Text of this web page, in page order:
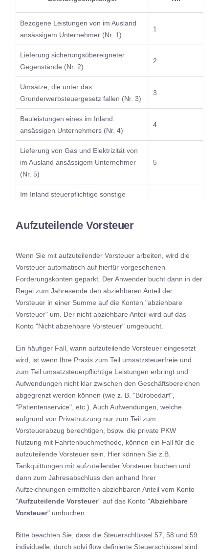
Bezogene Leistungen von im Ausland
ansässigem Unternehmer (Nr. 1)
1
Lieferung sicherungsübereigneter
Gegenstände (Nr. 2)
2
Umsätze, die unter das
Grunderwerbsteuergesetz fallen (Nr. 3)
3
Bauleistungen eines im Inland
ansässigen Unternehmers (Nr. 4)
4
Lieferung von Gas und Elektrizität von
im Ausland ansässigem Unternehmer
(Nr. 5)
5
Im Inland steuerpflichtige sonstige
Unternehmer (gültig ab 2010)
8
Altmetall/Schrott/Plastikabfälle o. ä. (Nr.
7., Anlage 3) (gültig ab 01.01.2011)
Gebäudereinigung (Nr. 8) (gültig ab
01.01.2011)
10
Lieferungen von Gold (Nr. 9) (gültig ab
01.01.2011)
11
Lieferungen von Mobilfunkgeräten
sowie von integrierten Schaltkreisen (Nr.
10)
(gültig ab 01.07.2011)
12
Lieferungen von Gas oder Elektrizität
sowie von Wärme oder Kälte eines im
Inland ansässigen Unternehmers (gültig
ab 01.09.2013)
Lieferungen der in Anlage 4
bezeichneten Gegenstände
16
Aufzuteilende Vorsteuer
Wenn Sie mit aufzuteilender Vorsteuer arbeiten, wird die
Vorsteuer automatisch auf hierfür vorgesehenen
Forderungskonten geparkt. Der Anwender bucht dann in der
Regel zum Jahresende den abziehbaren Anteil der
Vorsteuer in einer Summe auf die Konten "abziehbare
Vorsteuer" um. Der nicht abziehbare Anteil wird auf das
Konto "Nicht abziehbare Vorsteuer" umgebucht.
Ein häufiger Fall, wann aufzuteilende Vorsteuer eingesetzt
wird, ist wenn Ihre Praxis zum Teil umsatzsteuerfreie und
zum Teil umsatzsteuerpflichtige Leistungen erbringt und
Aufwendungen nicht klar zwischen den Geschäftsbereichen
abgegrenzt werden können (wie z. B. "Bürobedarf",
"Patientenservice", etc.). Auch Aufwendungen, welche
aufgrund von Privatnutzung nur zum Teil zum
Vorsteuerabzug berechtigen, bspw. die private PKW
Nutzung mit Fahrtenbuchmethode, können ein Fall für die
aufzuteilende Vorsteuer sein. Hier können Sie z.B.
Tankquittungen mit aufzuteilender Vorsteuer buchen und
dann zum Jahresabschluss den anhand Ihrer
Aufzeichnungen ermittelten abziehbaren Anteil vom Konto
"Aufzuteilende Vorsteuer" auf das Konto "Abziehbare
Vorsteuer" umbuchen.
Bitte beachten Sie, dass die Steuerschlüssel 57, 58 und 59
individuelle, durch solvi flow definierte Steuerschlüssel sind.